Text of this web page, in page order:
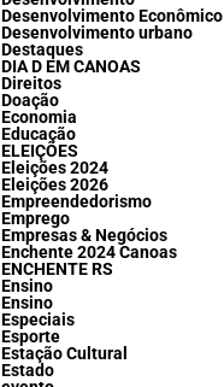
Desenvolvimento Econômico
Desenvolvimento urbano
Destaques
DIA D EM CANOAS
Direitos
Doação
Economia
Educação
ELEIÇÕES
Eleições 2024
Eleições 2026
Empreendedorismo
Emprego
Empresas & Negócios
Enchente 2024 Canoas
ENCHENTE RS
Ensino
Ensino
Especiais
Esporte
Estação Cultural
Estado